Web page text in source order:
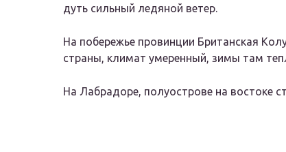
дуть сильный ледяной ветер.
На побережье провинции Британская
страны, климат умеренный, зимы там
На Лабрадоре, полуострове на востоке